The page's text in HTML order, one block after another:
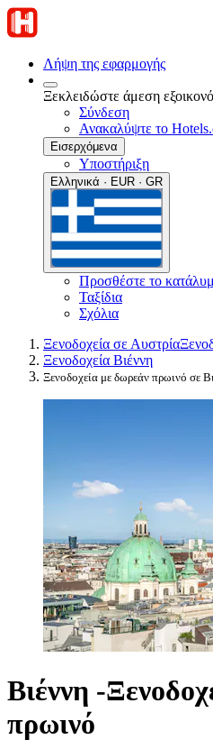
Λήψη της εφαρμογής
Ξεκλειδώστε άμεση
Σύνδεση
Ανακαλύψτε το
Εισερχόμενα
Υποστήριξη
Ελληνικά · EUR · GR
Προσθέστε το
Ταξίδια
Σχόλια
Ξενοδοχεία σε Αυστρία
Ξενοδοχεία Βιέννη
Ξενοδοχεία με δωρεάν πρωινό σε
Βιέννη -
πρωινό